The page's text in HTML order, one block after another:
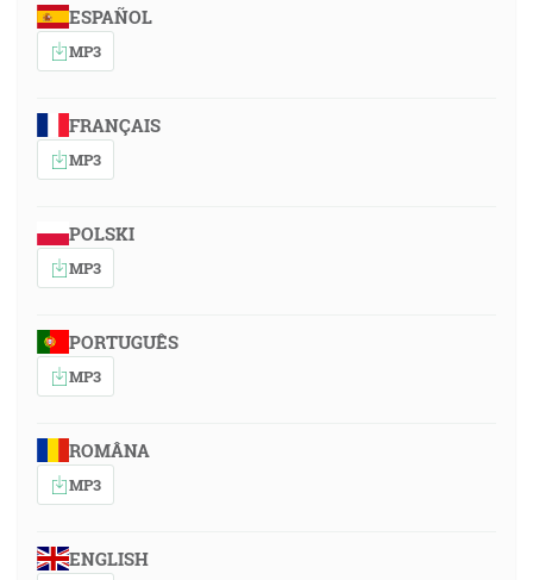
ESPAÑOL
MP3
FRANÇAIS
MP3
POLSKI
MP3
PORTUGUÊS
MP3
ROMÂNA
MP3
ENGLISH